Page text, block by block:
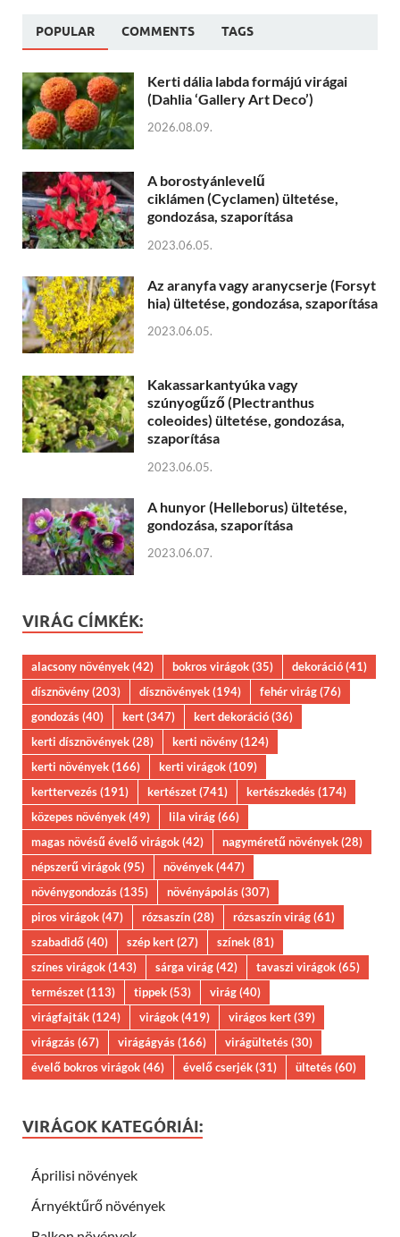
POPULAR COMMENTS TAGS
Kerti dália labda formájú virágai
(Dahlia ‘Gallery Art Deco’)
2026.08.09.
A borostyánlevelű
ciklámen (Cyclamen) ültetése,
gondozása, szaporítása
2023.06.05.
Az aranyfa vagy aranycserje (Forsyt
hia) ültetése, gondozása, szaporítása
2023.06.05.
Kakassarkantyúka vagy
szúnyogűző (Plectranthus
coleoides) ültetése, gondozása,
szaporítása
2023.06.05.
A hunyor (Helleborus) ültetése,
gondozása, szaporítása
2023.06.07.
VIRÁG CÍMKÉK:
alacsony növények(42) bokros virágok(35) dekoráció(41)
dísznövény(203) dísznövények(194) fehér virág(76)
gondozás(40) kert(347) kert dekoráció(36)
kerti dísznövények(28) kerti növény(124)
kerti növények(166) kerti virágok(109)
kerttervezés(191) kertészet(741) kertészkedés(174)
közepes növények(49) lila virág(66)
magas növésű évelő virágok(42) nagyméretű növények(28)
népszerű virágok(95) növények(447)
növénygondozás(135) növényápolás(307)
piros virágok(47) rózsaszín(28) rózsaszín virág(61)
szabadidő(40) szép kert(27) színek(81)
színes virágok(143) sárga virág(42) tavaszi virágok(65)
természet(113) tippek(53) virág(40)
virágfajták(124) virágok(419) virágos kert(39)
virágzás(67) virágágyás(166) virágültetés(30)
évelő bokros virágok(46) évelő cserjék(31) ültetés(60)
VIRÁGOK KATEGÓRIÁI:
Áprilisi növények
Árnyéktűrő növények